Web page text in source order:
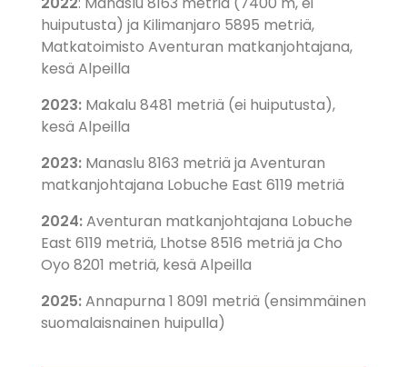
huiputusta) ja Kilimanjaro 5895 metriä,
Matkatoimisto Aventuran matkanjohtajana,
kesä Alpeilla
2023: Makalu 8481 metriä (ei huiputusta),
kesä Alpeilla
2023: Manaslu 8163 metriä ja Aventuran
matkanjohtajana Lobuche East 6119 metriä
2024:Aventuran matkanjohtajana Lobuche
East 6119 metriä, Lhotse 8516 metriä ja Cho
Oyo 8201 metriä, kesä Alpeilla
2025:Annapurna 1 8091 metriä (ensimmäinen
suomalaisnainen huipulla)